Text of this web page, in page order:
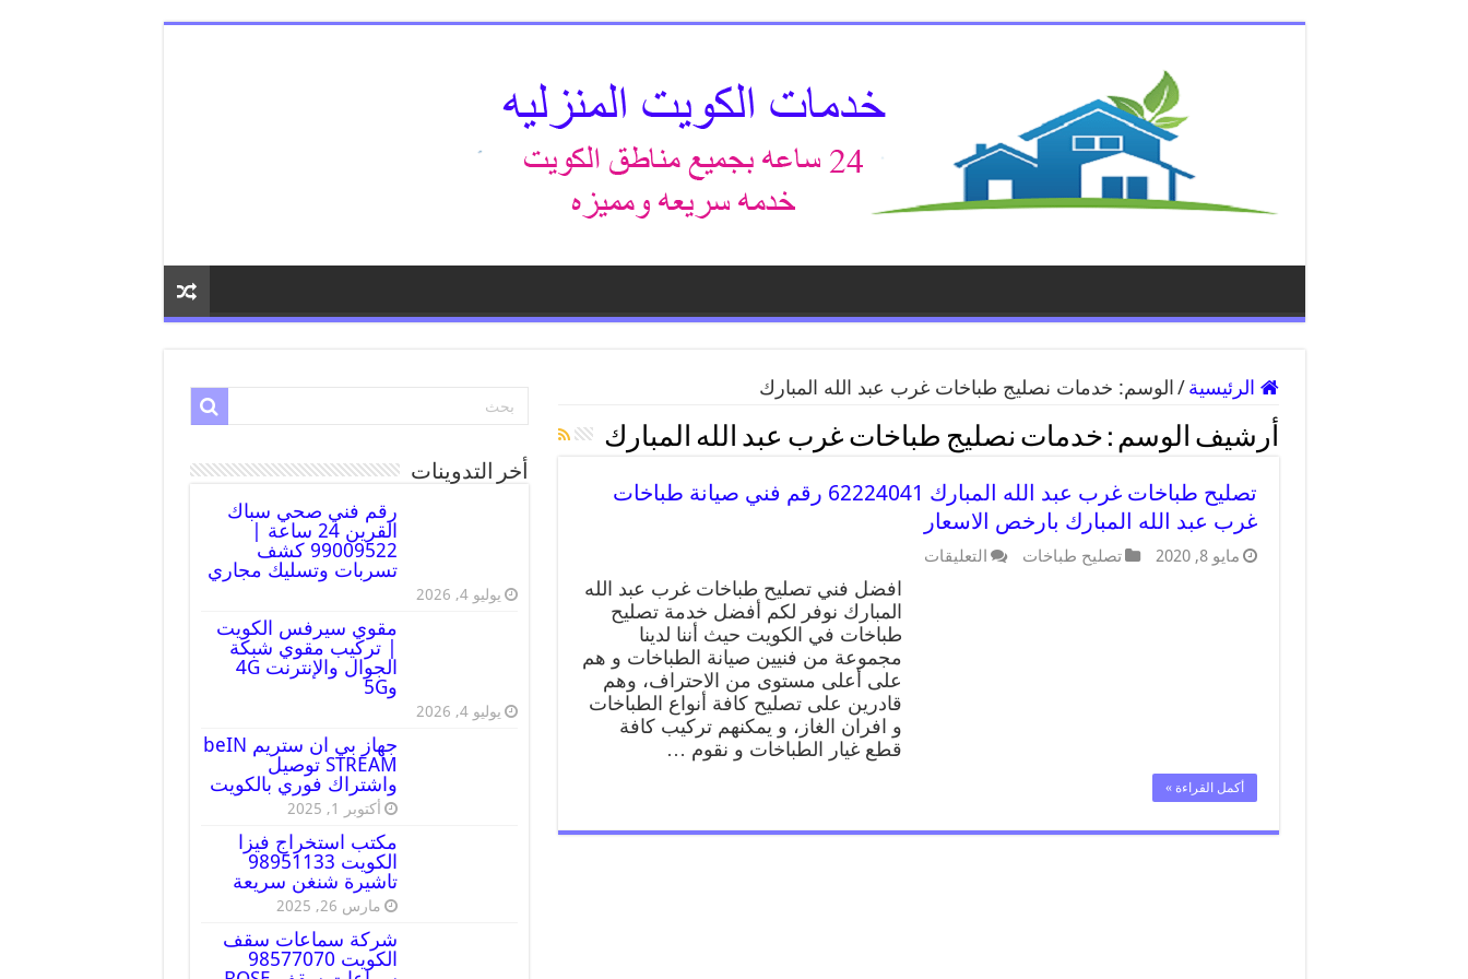
الرئيسية / الوسم: خدمات نصليج طباخات غرب عبد الله المبارك
أرشيف الوسم : خدمات نصليج طباخات غرب عبد الله المبارك
تصليح طباخات غرب عبد الله المبارك 62224041 رقم فني صيانة طباخات
غرب عبد الله المبارك بارخص الاسعار
مايو 8, 2020 تصليح طباخات التعليقات
افضل فني تصليح طباخات غرب عبد الله
المبارك نوفر لكم أفضل خدمة تصليح
طباخات في الكويت حيث أننا لدينا
مجموعة من فنيين صيانة الطباخات و هم
على أعلى مستوى من الاحتراف، وهم
قادرين على تصليح كافة أنواع الطباخات
و افران الغاز، و يمكنهم تركيب كافة
قطع غيار الطباخات و نقوم …
أكمل القراءة »
أخر التدوينات
رقم فني صحي سباك
القرين 24 ساعة |
99009522 كشف
تسربات وتسليك مجاري
يوليو 4, 2026
مقوي سيرفس الكويت
| تركيب مقوي شبكة
الجوال والإنترنت 4G
و5G
يوليو 4, 2026
جهاز بي ان ستريم beIN
STREAM توصيل
واشتراك فوري بالكويت
أكتوبر 1, 2025
مكتب استخراج فيزا
الكويت 98951133
تاشيرة شنغن سريعة
مارس 26, 2025
شركة سماعات سقف
الكويت 98577070